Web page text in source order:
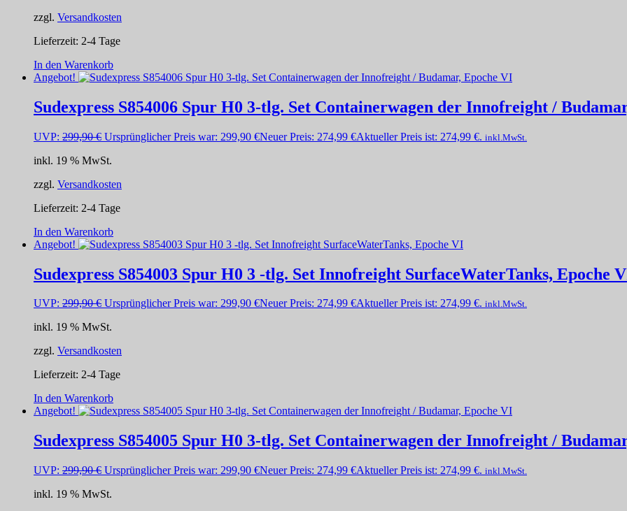
zzgl. Versandkosten
Lieferzeit: 2-4 Tage
In den Warenkorb
Angebot!
Sudexpress S854006 Spur H0 3-tlg. Set Containerwagen der Innofreight /
UVP: 299,90€ Ursprünglicher Preis war: 299,90 €Neuer Preis: 274,99 €Aktueller Preis ist: 274,99 €. inkl.MwSt.
inkl. 19 % MwSt.
zzgl. Versandkosten
Lieferzeit: 2-4 Tage
In den Warenkorb
Angebot!
Sudexpress S854003 Spur H0 3 -tlg. Set Innofreight SurfaceWaterTanks, Epoche
UVP: 299,90€ Ursprünglicher Preis war: 299,90 €Neuer Preis: 274,99 €Aktueller Preis ist: 274,99 €. inkl.MwSt.
inkl. 19 % MwSt.
zzgl. Versandkosten
Lieferzeit: 2-4 Tage
In den Warenkorb
Angebot!
Sudexpress S854005 Spur H0 3-tlg. Set Containerwagen der Innofreight /
UVP: 299,90€ Ursprünglicher Preis war: 299,90 €Neuer Preis: 274,99 €Aktueller Preis ist: 274,99 €. inkl.MwSt.
inkl. 19 % MwSt.